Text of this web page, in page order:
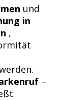
und
in
,
–